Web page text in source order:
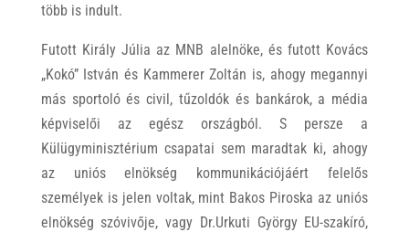
több is indult.
Futott Király Júlia az MNB alelnöke, és futott Kovács
„Kokó” István és Kammerer Zoltán is, ahogy megannyi
más sportoló és civil, tűzoldók és bankárok, a média
képviselői az egész országból. S persze a
Külügyminisztérium csapatai sem maradtak ki, ahogy
az uniós elnökség kommunikációjáért felelős
személyek is jelen voltak, mint Bakos Piroska az uniós
elnökség szóvivője, vagy Dr.Urkuti György EU-szakíró,